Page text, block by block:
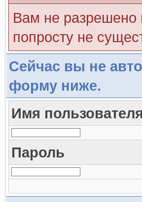
Вам не разрешено
попросту не
Сейчас вы не
форму ниже.
Имя
Пароль